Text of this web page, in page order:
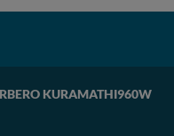
KURAMATHI960W